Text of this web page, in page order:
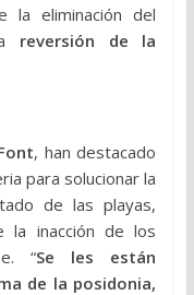
la eliminación del
reversión de la
, han destacado
para solucionar la
de las playas,
la inacción de los
“Se les están
de la posidonia,